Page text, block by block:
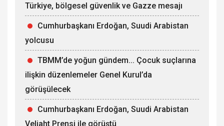
Türkiye, bölgesel güvenlik ve Gazze mesajı
Cumhurbaşkanı Erdoğan, Suudi Arabistan
yolcusu
TBMM’de yoğun gündem... Çocuk suçlarına
ilişkin düzenlemeler Genel Kurul’da
görüşülecek
Cumhurbaşkanı Erdoğan, Suudi Arabistan
Veliaht Prensi ile görüştü